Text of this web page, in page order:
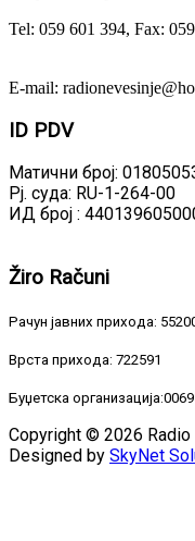
Tel: 059 601 394, Fax:
E-mail:
ID PDV
Матични број:
Рј. суда: RU-1-264-00
ИД број :
Žiro Računi
Рачун јавних прихода:
Врста прихода: 722591
Буџетска
Copyright © 2026 Radio
Designed by SkyNet